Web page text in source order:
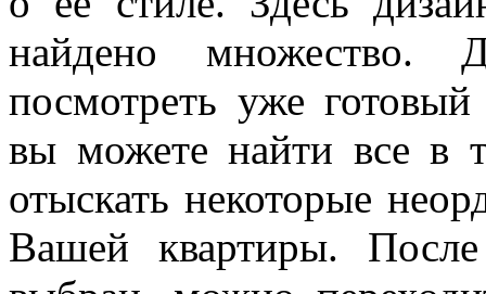
найдено множество.
посмотреть уже
вы можете найти все в
отыскать некоторые
Вашей квартиры.